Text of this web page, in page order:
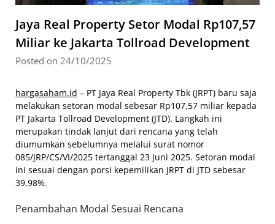
Jaya Real Property Setor Modal Rp107,57
Miliar ke Jakarta Tollroad Development
Posted on 24/10/2025
hargasaham.id – PT Jaya Real Property Tbk (JRPT) baru saja
melakukan setoran modal sebesar Rp107,57 miliar kepada
PT Jakarta Tollroad Development (JTD). Langkah ini
merupakan tindak lanjut dari rencana yang telah
diumumkan sebelumnya melalui surat nomor
085/JRP/CS/VI/2025 tertanggal 23 Juni 2025. Setoran modal
ini sesuai dengan porsi kepemilikan JRPT di JTD sebesar
39,98%.
Penambahan Modal Sesuai Rencana